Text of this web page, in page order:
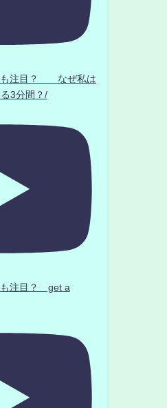
も注目？ なぜ私は
3分間？/
も注目？ get a